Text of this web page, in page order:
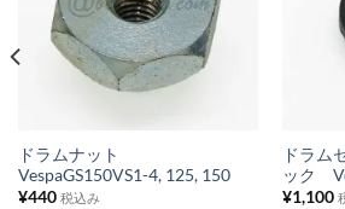
に
入
ト
ドラムナット
VespaGS150VS1-4, 125, 150
¥440 税込み
ドラム
ック
¥1,100